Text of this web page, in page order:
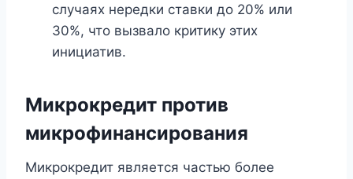
случаях нередки ставки до 20% или
30%, что вызвало критику этих
инициатив.
Микрокредит против
микрофинансирования
Микрокредит является частью более